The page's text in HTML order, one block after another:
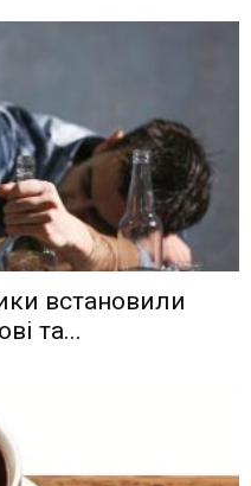
встановили
та...